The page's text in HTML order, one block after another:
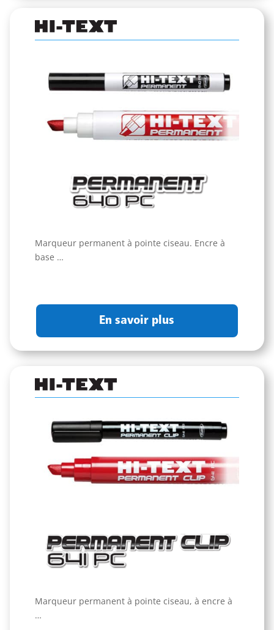
Marqueur permanent à pointe ciseau. Encre à
base …
En savoir plus
Marqueur permanent à pointe ciseau, à encre à
…